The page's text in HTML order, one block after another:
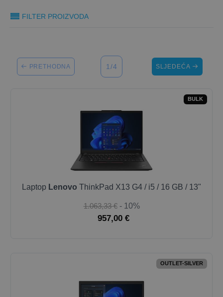
FILTER PROIZVODA
PRETHODNA 1/4 SLJEDEĆA
BULK
Laptop Lenovo ThinkPad X13 G4 / i5 / 16 GB / 13"
1.063,33 € - 10%
957,00 €
OUTLET-SILVER